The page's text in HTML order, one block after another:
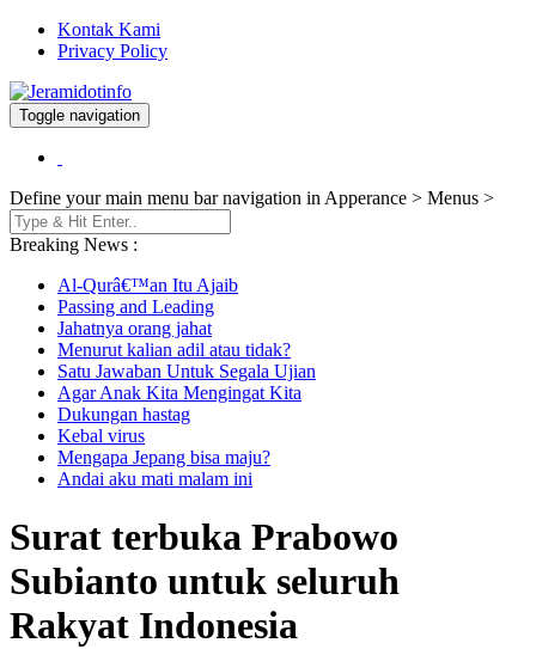
Kontak Kami
Privacy Policy
Jeramidotinfo
Berita dan Informasi Terkini
Toggle navigation
Define your main menu bar navigation in Apperance > Menus >
Breaking News :
Al-Qurâ€™an Itu Ajaib
Passing and Leading
Jahatnya orang jahat
Menurut kalian adil atau tidak?
Satu Jawaban Untuk Segala Ujian
Agar Anak Kita Mengingat Kita
Dukungan hastag
Kebal virus
Mengapa Jepang bisa maju?
Andai aku mati malam ini
Surat terbuka Prabowo
Subianto untuk seluruh
Rakyat Indonesia